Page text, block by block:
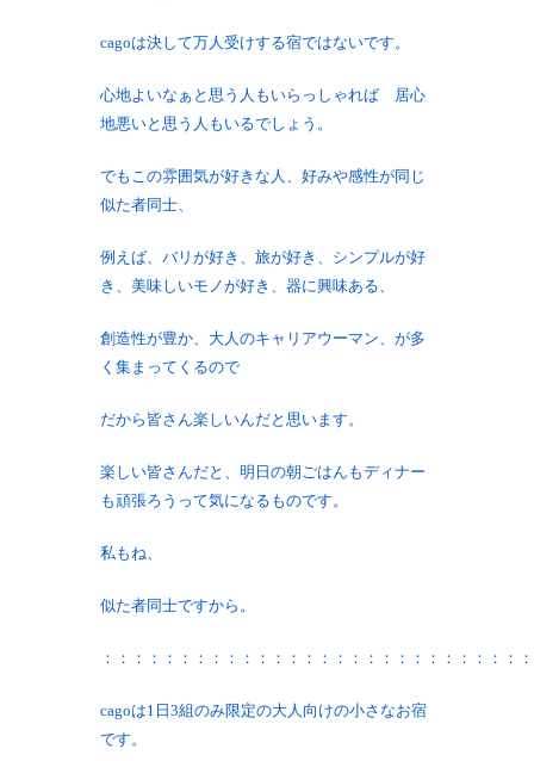
cagoは決して万人受けする宿ではないです。
心地よいなぁと思う人もいらっしゃれば 居心
地悪いと思う人もいるでしょう。
でもこの雰囲気が好きな人、好みや感性が同じ
似た者同士、
例えば、バリが好き、旅が好き、シンプルが好
き、美味しいモノが好き、器に興味ある、
創造性が豊か、大人のキャリアウーマン、が多
く集まってくるので
だから皆さん楽しいんだと思います。
楽しい皆さんだと、明日の朝ごはんもディナー
も頑張ろうって気になるものです。
私もね、
似た者同士ですから。
：：：：：：：：：：：：：：：：：：：：：：：：：：：
cagoは1日3組のみ限定の大人向けの小さなお宿
です。